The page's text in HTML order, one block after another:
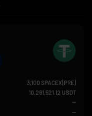
3,100 SPACEX(PRE)
10,291,521.12 USDT
--
--